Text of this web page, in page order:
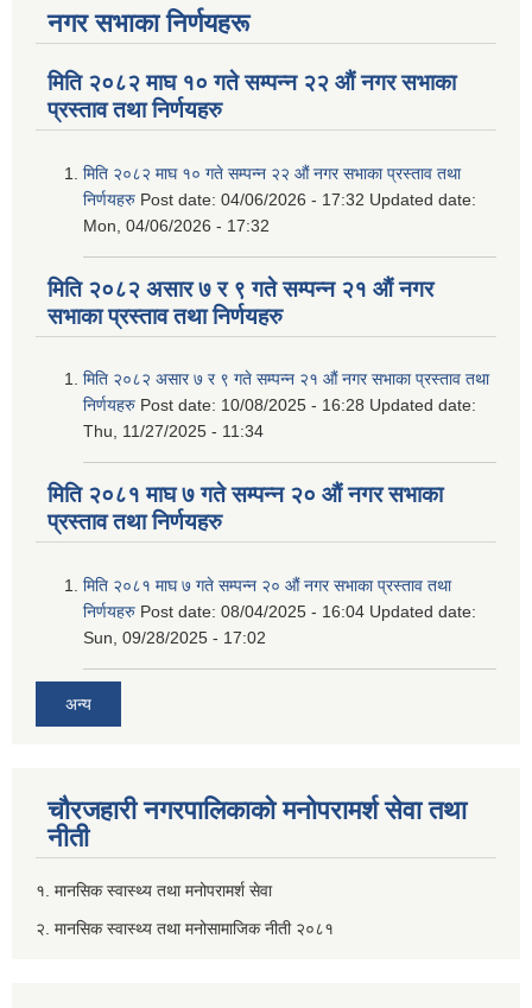
नगर सभाका निर्णयहरू
मिति २०८२ माघ १० गते सम्पन्न २२ औं नगर सभाका
प्रस्ताव तथा निर्णयहरु
मिति २०८२ माघ १० गते सम्पन्न २२ औं नगर सभाका प्रस्ताव तथा
निर्णयहरु Post date: 04/06/2026 - 17:32 Updated date:
Mon, 04/06/2026 - 17:32
मिति २०८२ असार ७ र ९ गते सम्पन्न २१ औं नगर
सभाका प्रस्ताव तथा निर्णयहरु
मिति २०८२ असार ७ र ९ गते सम्पन्न २१ औं नगर सभाका प्रस्ताव तथा
निर्णयहरु Post date: 10/08/2025 - 16:28 Updated date:
Thu, 11/27/2025 - 11:34
मिति २०८१ माघ ७ गते सम्पन्न २० औं नगर सभाका
प्रस्ताव तथा निर्णयहरु
मिति २०८१ माघ ७ गते सम्पन्न २० औं नगर सभाका प्रस्ताव तथा
निर्णयहरु Post date: 08/04/2025 - 16:04 Updated date:
Sun, 09/28/2025 - 17:02
अन्य
चौरजहारी नगरपालिकाको मनोपरामर्श सेवा तथा
नीती
१. मानसिक स्वास्थ्य तथा मनोपरामर्श सेवा
२. मानसिक स्वास्थ्य तथा मनोसामाजिक नीती २०८१